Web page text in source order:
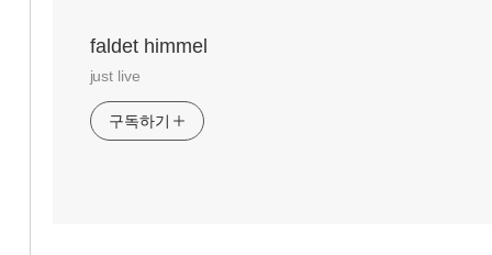
faldet himmel
just live
구독하기